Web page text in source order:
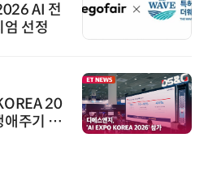
AI 전
선정
20
주기 아